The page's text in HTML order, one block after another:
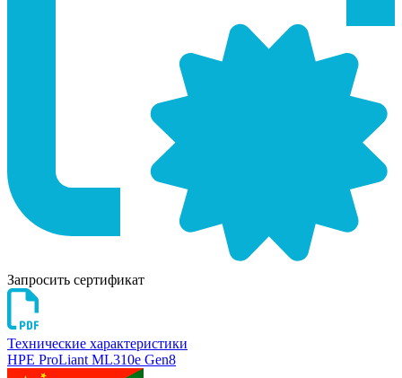
Запросить сертификат
Технические характеристики
HPE ProLiant ML310e Gen8